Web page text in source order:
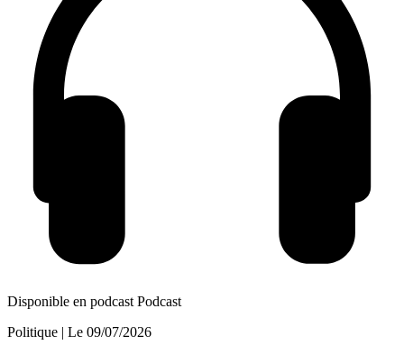
Disponible en podcast Podcast
Politique | Le 09/07/2026